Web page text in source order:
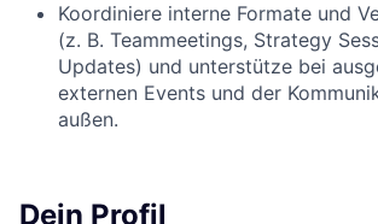
Koordiniere interne Formate und
(z. B. Teammeetings, Strategy
Updates) und unterstütze bei
externen Events und der
außen.
Dein Profil